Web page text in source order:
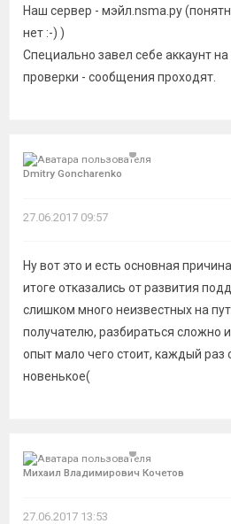
Наш сервер - мэйл.nsma.ру
нет :-) )
Специально завел себе аккаунт
проверки - сообщения проходят.
Dmitry Goncharenko
27.06.2017 09:57
Ну вот это и есть основная
итоге отказались от развития
слишком много неизвестных на
получателю, разбираться сложно
опыт мало чего стоит, каждый раз
новенькое(
Михаил Владимирович Кочетов
27.06.2017 13:53